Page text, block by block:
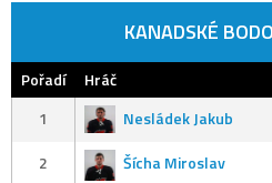
KANADSKÉ
Pořadí Hráč
1
Nesládek Jakub
2
Šícha Miroslav